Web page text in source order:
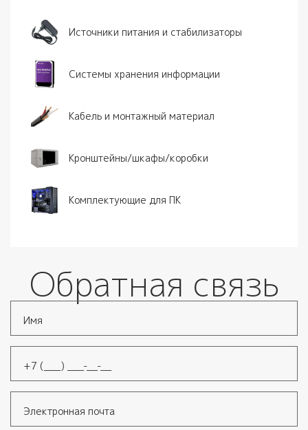
Источники питания и стабилизаторы
Системы хранения информации
Кабель и монтажный материал
Кронштейны/шкафы/коробки
Комплектующие для ПК
Обратная связь